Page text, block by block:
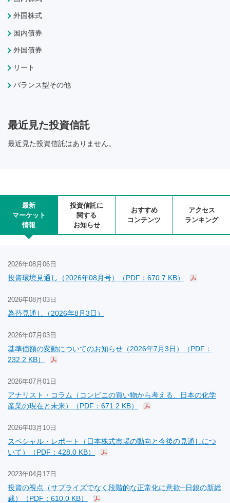
外国株式
国内債券
外国債券
リート
バランス型その他
最近見た投資信託
最近見た投資信託はありません。
最新
マーケット
情報
投資信託に
関する
お知らせ
おすすめ
コンテンツ
アクセス
ランキング
2026年08月06日
投資環境見通し（2026年08月号）（PDF：670.7 KB）
2026年08月03日
為替見通し（2026年8月3日）
2026年07月03日
基準価額の変動についてのお知らせ（2026年7月3日）（PDF：
232.2 KB）
2026年07月01日
アナリスト・コラム（コンビニの買い物から考える、日本の化学
産業の現在と未来）（PDF：671.2 KB）
2026年03月10日
スペシャル・レポート（日本株式市場の動向と今後の見通しにつ
いて）（PDF：428.0 KB）
2023年04月17日
投資の視点（サプライズでなく段階的な正常化に意欲─日銀の新総
裁）（PDF：610.0 KB）